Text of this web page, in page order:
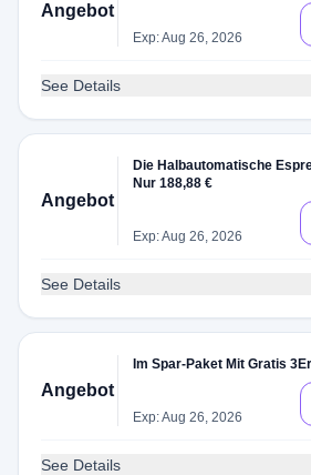
Angebot
Exp: Aug 26, 2026
See Details
Angebot
Die Halbautomatische
Nur 188,88 €
Exp: Aug 26, 2026
See Details
Angebot
Im Spar-Paket Mit Gratis
Exp: Aug 26, 2026
See Details